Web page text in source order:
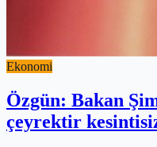
Ekonomi
Özgün: Bakan
çeyrektir